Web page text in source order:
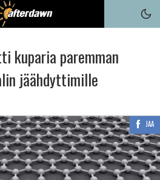
kuparia paremman
jäähdyttimille
JAA